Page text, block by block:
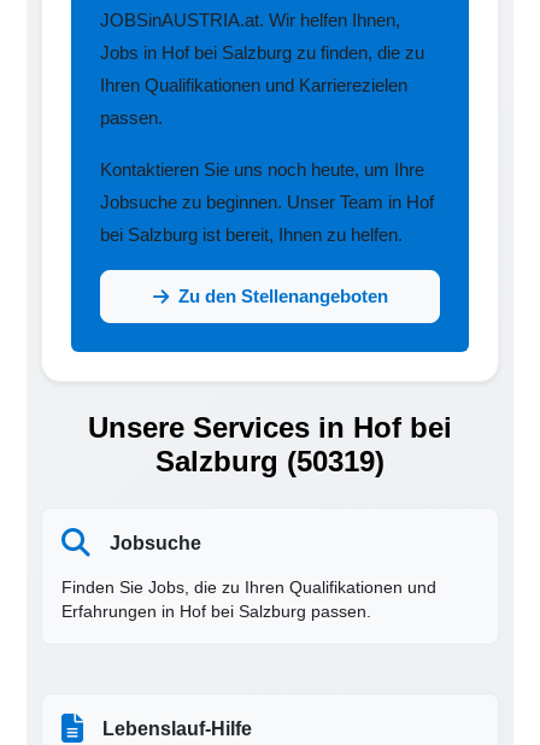
JOBSinAUSTRIA.at. Wir helfen Ihnen,
Jobs in Hof bei Salzburg zu finden, die zu
Ihren Qualifikationen und Karrierezielen
passen.
Kontaktieren Sie uns noch heute, um Ihre
Jobsuche zu beginnen. Unser Team in Hof
bei Salzburg ist bereit, Ihnen zu helfen.
Zu den Stellenangeboten
Unsere Services in Hof bei
Salzburg (50319)
Jobsuche
Finden Sie Jobs, die zu Ihren Qualifikationen und
Erfahrungen in Hof bei Salzburg passen.
Lebenslauf-Hilfe